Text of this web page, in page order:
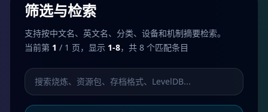
筛选与检索
支持按中文名、英文名、分类、设备和机制摘要检索。
当前第 1 / 1 页，显示 1-8，共 8 个匹配条目
搜索机制